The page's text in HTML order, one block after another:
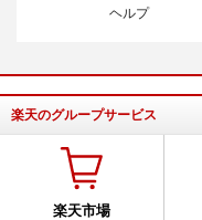
ヘルプ
楽天のグループサービス
楽天市場